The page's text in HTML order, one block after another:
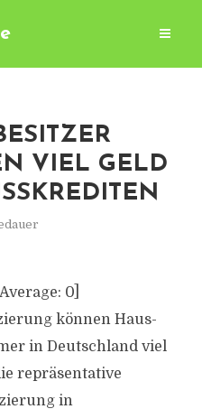
VIEL GELD
Average: 0]
können Haus-
in Deutschland viel
repräsentative
in